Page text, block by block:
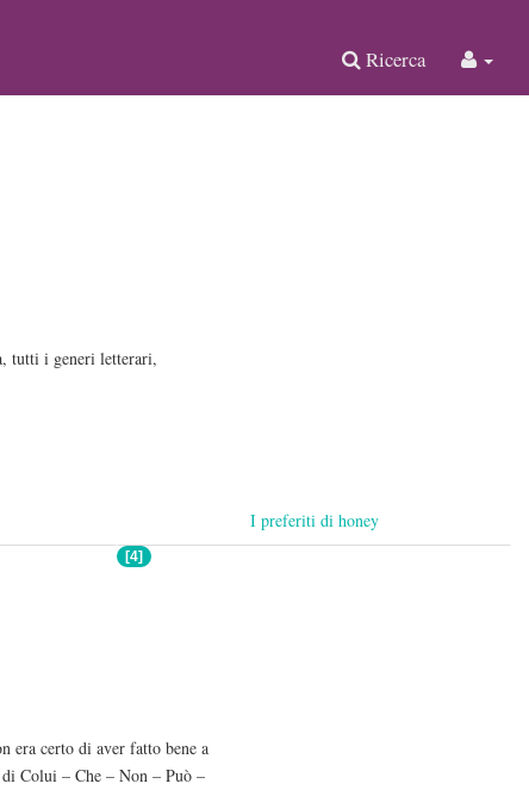
Ricerca
tutti i generi letterari,
I preferiti di honey
[4]
era certo di aver fatto bene a
Colui – Che – Non – Può –